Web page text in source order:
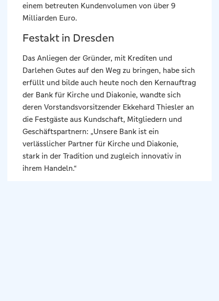
einem betreuten Kundenvolumen von über 9
Milliarden Euro.
Festakt in Dresden
Das Anliegen der Gründer, mit Krediten und
Darlehen Gutes auf den Weg zu bringen, habe sich
erfüllt und bilde auch heute noch den Kernauftrag
der Bank für Kirche und Diakonie, wandte sich
deren Vorstandsvorsitzender Ekkehard Thiesler an
die Festgäste aus Kundschaft, Mitgliedern und
Geschäftspartnern: „Unsere Bank ist ein
verlässlicher Partner für Kirche und Diakonie,
stark in der Tradition und zugleich innovativ in
ihrem Handeln.“